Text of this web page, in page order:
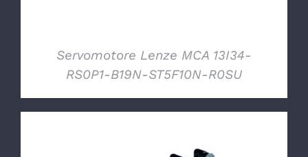
Servomotore Lenze MCA 13I34-
RS0P1-B19N-ST5F10N-R0SU